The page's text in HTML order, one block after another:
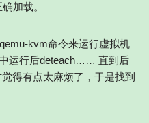
加载。
kvm命令来运行虚拟机
运行后deteach…… 直到后
得有点太麻烦了，于是找到